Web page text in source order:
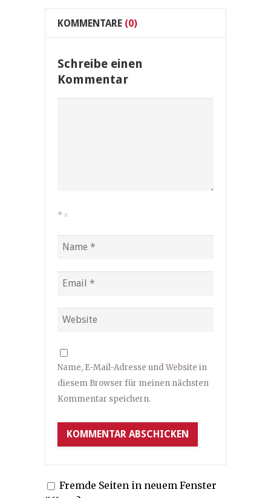
KOMMENTARE (0)
Schreibe einen
Kommentar
* =
Name, E-Mail-Adresse und Website in
diesem Browser für meinen nächsten
Kommentar speichern.
Fremde Seiten in neuem Fenster